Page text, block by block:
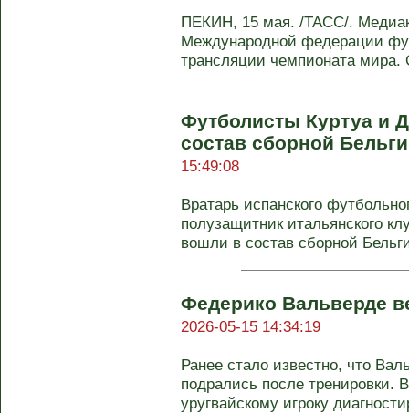
ПЕКИН, 15 мая. /ТАСС/.
Международной федерации
трансляции чемпионата мира.
Футболисты Куртуа и
состав сборной
15:49:08
Вратарь испанского
полузащитник итальянского
вошли в состав сборной
Федерико Вальверде
2026-05-15 14:34:19
Ранее стало известно, что
подрались после тренировки.
уругвайскому игроку